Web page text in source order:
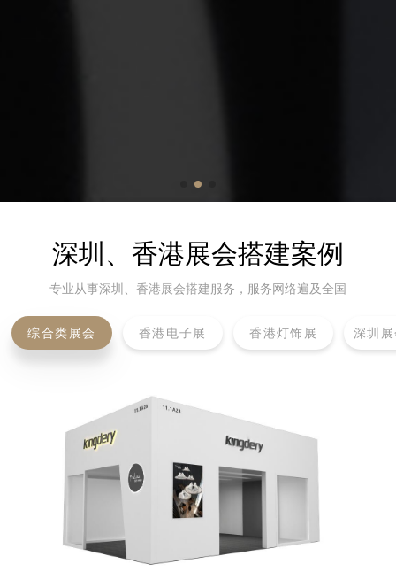
深圳、香港展会搭建案例
专业从事深圳、香港展会搭建服务，服务网络遍及全国
综合类展会 香港电子展 香港灯饰展 深圳